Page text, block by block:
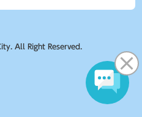
All Right Reserved.